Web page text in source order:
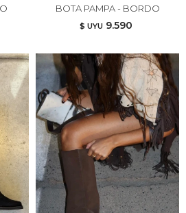
BOTA PAMPA - BORDO
$ UYU 9.590